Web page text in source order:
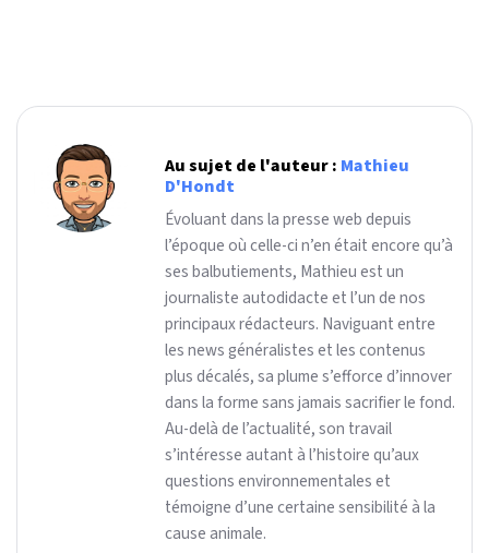
Au sujet de l'auteur : Mathieu
D'Hondt
Évoluant dans la presse web depuis
l’époque où celle-ci n’en était encore qu’à
ses balbutiements, Mathieu est un
journaliste autodidacte et l’un de nos
principaux rédacteurs. Naviguant entre
les news généralistes et les contenus
plus décalés, sa plume s’efforce d’innover
dans la forme sans jamais sacrifier le fond.
Au-delà de l’actualité, son travail
s’intéresse autant à l’histoire qu’aux
questions environnementales et
témoigne d’une certaine sensibilité à la
cause animale.